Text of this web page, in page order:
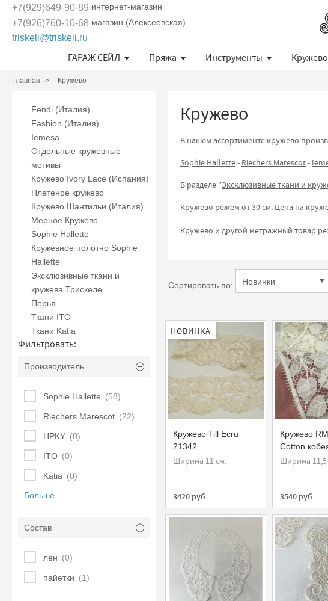
+7(929)649-90-89 интернет-магазин
+7(926)760-10-68 магазин (Алексеевская)
triskeli@triskeli.ru
ГАРАЖ СЕЙЛ
Пряжа Инструменты
Главная Кружево
Fendi (Италия)
Fashion (Италия)
Iemesa
Отдельные кружевные
мотивы
Кружево Ivory Lace (Испания)
Плетеное кружево
Кружево Шантильи (Италия)
Мерное Кружево
Sophie Hallette
Кружевное полотно Sophie
Hallette
Эксклюзивные ткани и
кружева Трискеле
Перья
Ткани ITO
Ткани Katia
Фильтровать:
Производитель
Sophie Hallette (58)
Riechers Marescot (22)
HPKY (0)
ITO (0)
Katia (0)
Больше ...
Состав
лен (0)
пайетки (1)
Кружево
В нашем ассортименте кружево
Sophie Hallette- Riechers Marescot-
В разделе "Эксклюзивные ткани и
Кружево режем от 30 см. Цена на
Кружево и другой метражный товар
Сортировать по:
НОВИНКА
Кружево Till Ecru
21342
Ширина 11 см.
3420 руб
Кружево
Cotton
Ширина 11,5
3540 руб